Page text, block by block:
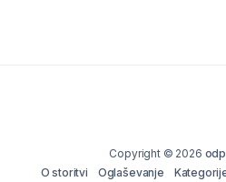
Copyright © 2026
O storitvi
Oglaševanje